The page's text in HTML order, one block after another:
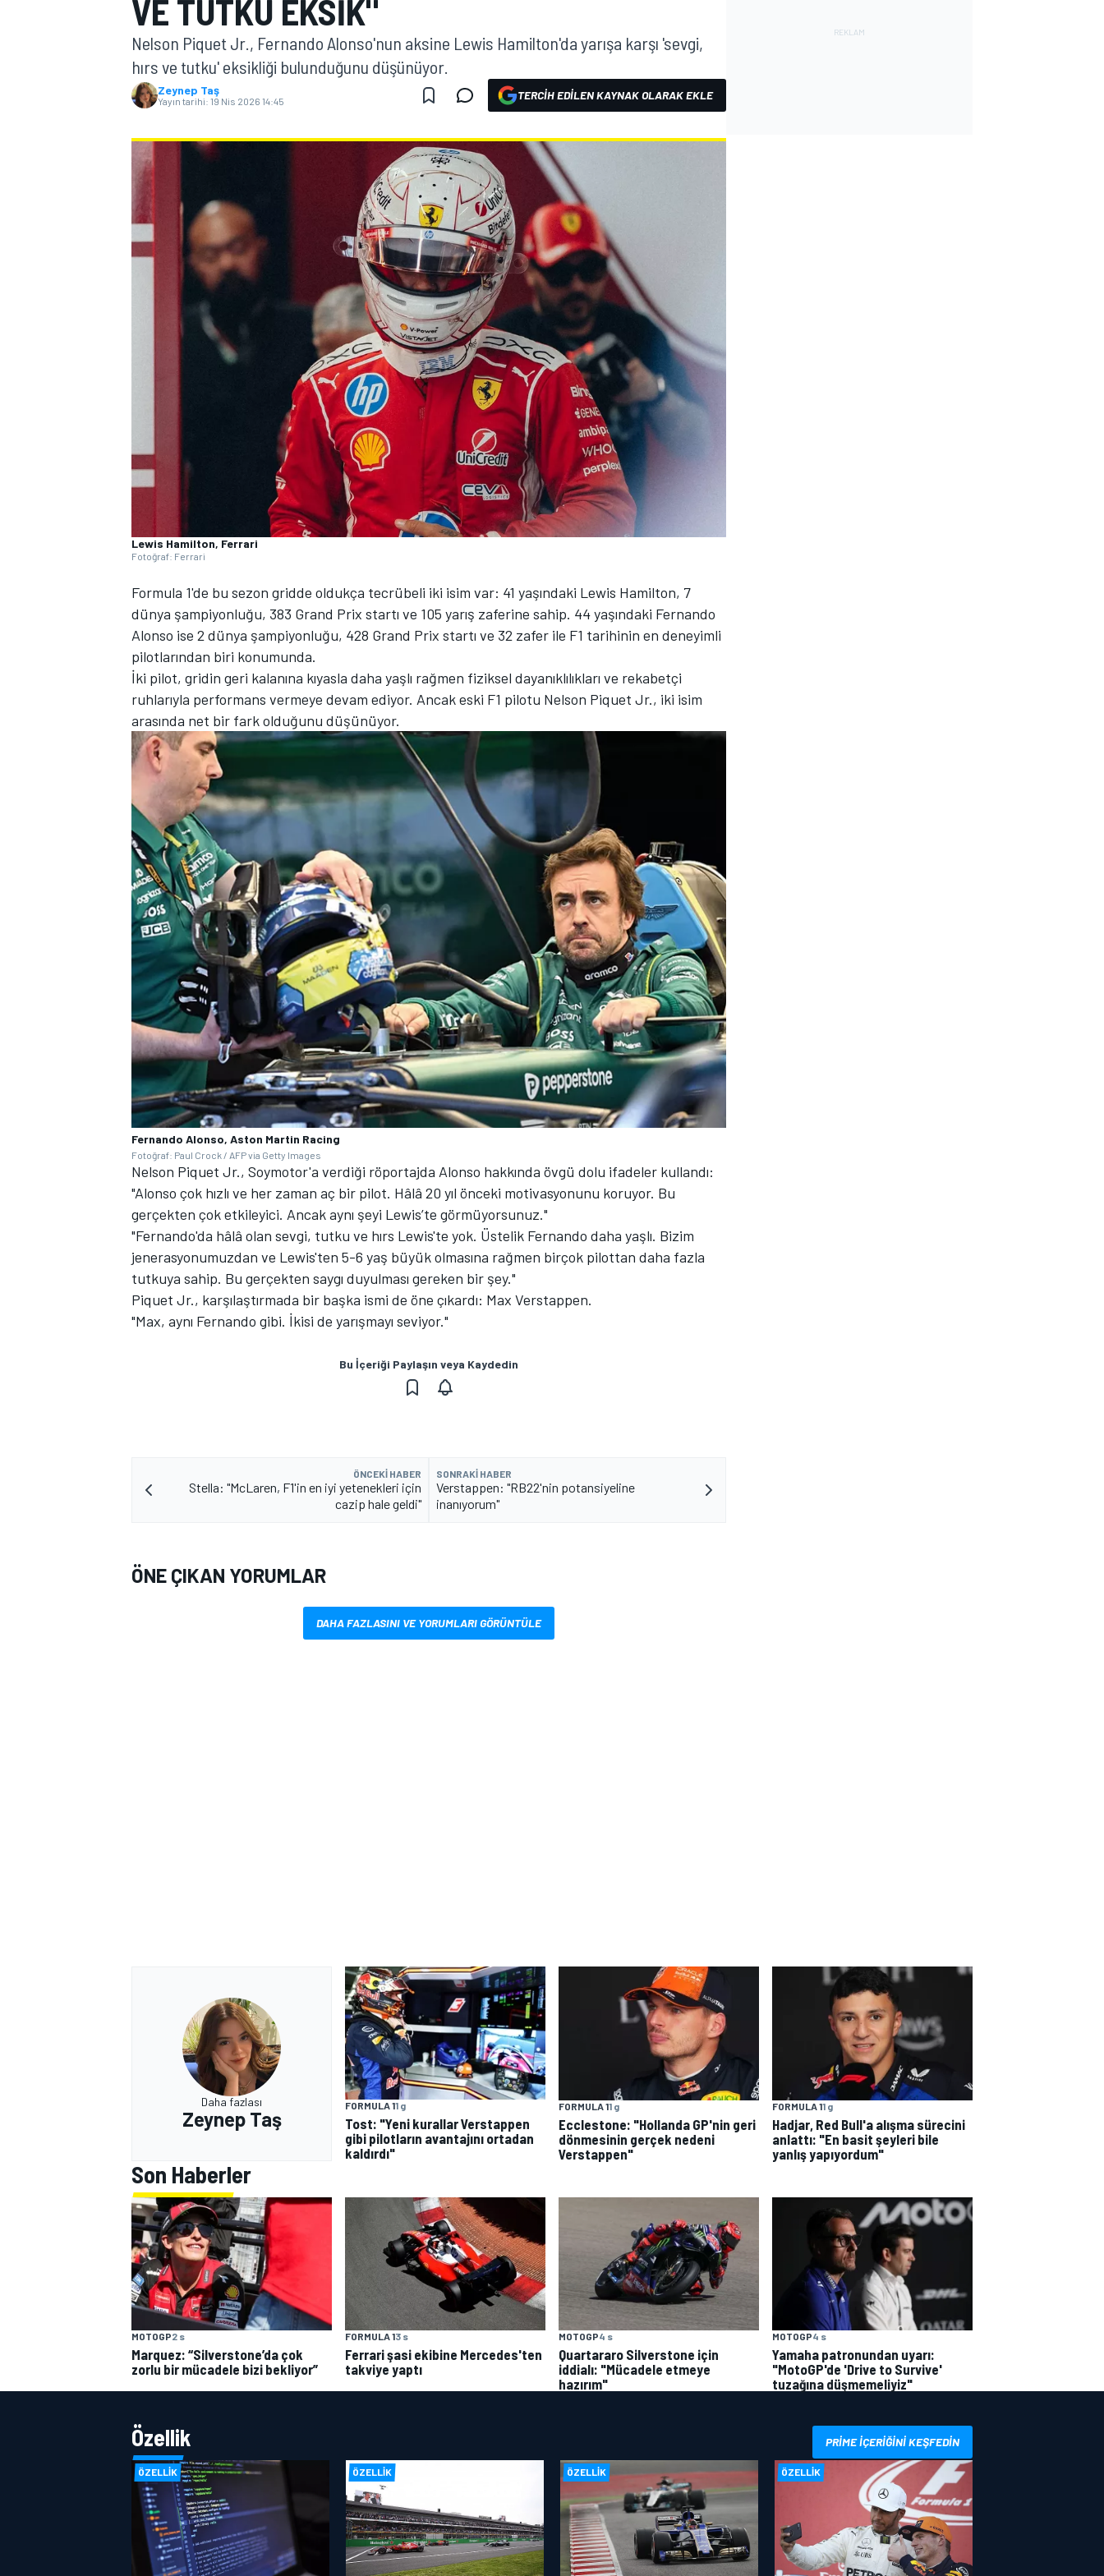
MOTOGP
WORLD SUPERBIKE
TÜRK SPORCULAR
VE TUTKU EKSIK"
Nelson Piquet Jr., Fernando Alonso'nun aksine Lewis Hamilton'da yarışa karşı 'sevgi,
hırs ve tutku' eksikliği bulunduğunu düşünüyor.
Zeynep Taş
Yayın tarihi: 19 Nis 2026 14:45 TERCIH EDILEN KAYNAK OLARAK EKLE
Lewis Hamilton, Ferrari
Fotoğraf: Ferrari
Formula 1'de bu sezon gridde oldukça tecrübeli iki isim var: 41 yaşındaki Lewis Hamilton, 7
dünya şampiyonluğu, 383 Grand Prix startı ve 105 yarış zaferine sahip. 44 yaşındaki Fernando
Alonso ise 2 dünya şampiyonluğu, 428 Grand Prix startı ve 32 zafer ile F1 tarihinin en deneyimli
pilotlarından biri konumunda.
İki pilot, gridin geri kalanına kıyasla daha yaşlı rağmen fiziksel dayanıklılıkları ve rekabetçi
ruhlarıyla performans vermeye devam ediyor. Ancak eski F1 pilotu Nelson Piquet Jr., iki isim
arasında net bir fark olduğunu düşünüyor.
Fernando Alonso, Aston Martin Racing
Fotoğraf: Paul Crock / AFP via Getty Images
Nelson Piquet Jr., Soymotor'a verdiği röportajda Alonso hakkında övgü dolu ifadeler kullandı:
"Alonso çok hızlı ve her zaman aç bir pilot. Hâlâ 20 yıl önceki motivasyonunu koruyor. Bu
gerçekten çok etkileyici. Ancak aynı şeyi Lewis’te görmüyorsunuz."
"Fernando'da hâlâ olan sevgi, tutku ve hırs Lewis'te yok. Üstelik Fernando daha yaşlı. Bizim
jenerasyonumuzdan ve Lewis'ten 5-6 yaş büyük olmasına rağmen birçok pilottan daha fazla
tutkuya sahip. Bu gerçekten saygı duyulması gereken bir şey."
Piquet Jr., karşılaştırmada bir başka ismi de öne çıkardı: Max Verstappen.
"Max, aynı Fernando gibi. İkisi de yarışmayı seviyor."
Bu İçeriği Paylaşın veya Kaydedin
ÖNCEKI HABER
Stella: "McLaren, F1'in en iyi yetenekleri için
cazip hale geldi"
SONRAKI HABER
Verstappen: "RB22'nin potansiyeline
inanıyorum"
ÖNE ÇIKAN YORUMLAR
DAHA FAZLASINI VE YORUMLARI GÖRÜNTÜLE
Daha fazlası
Zeynep Taş
FORMULA 11 g
Tost: "Yeni kurallar Verstappen
gibi pilotların avantajını ortadan
kaldırdı"
FORMULA 11 g
Ecclestone: "Hollanda GP'nin geri
dönmesinin gerçek nedeni
Verstappen"
FORMULA 11 g
Hadjar, Red Bull'a alışma sürecini
anlattı: "En basit şeyleri bile
yanlış yapıyordum"
Son Haberler
MOTOGP2 s
Marquez: “Silverstone’da çok
zorlu bir mücadele bizi bekliyor”
FORMULA 13 s
Ferrari şasi ekibine Mercedes'ten
takviye yaptı
MOTOGP4 s
Quartararo Silverstone için
iddialı: "Mücadele etmeye
hazırım"
MOTOGP4 s
Yamaha patronundan uyarı:
"MotoGP'de 'Drive to Survive'
tuzağına düşmemeliyiz"
Özellik PRIME IÇERIĞINI KEŞFEDIN
ÖZELLIK ÖZELLIK ÖZELLIK ÖZELLIK